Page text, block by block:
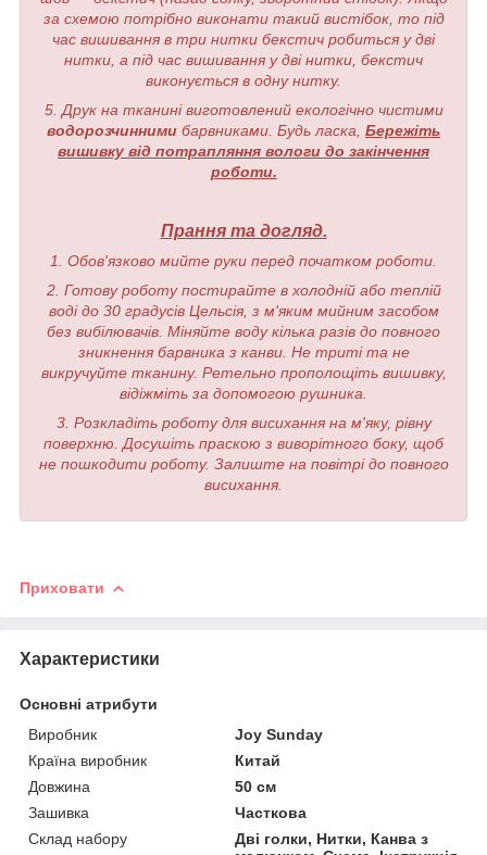
за схемою потрібно виконати такий вистібок, то під
час вишивання в три нитки бекстич робиться у дві
нитки, а під час вишивання у дві нитки, бекстич
виконується в одну нитку.
5. Друк на тканині виготовлений екологічно чистими
водорозчинними барвниками. Будь ласка, Бережіть
вишивку від потрапляння вологи до закінчення
роботи.
Прання та догляд.
1. Обов'язково мийте руки перед початком роботи.
2. Готову роботу постирайте в холодній або теплій
воді до 30 градусів Цельсія, з м'яким мийним засобом
без вибілювачів. Міняйте воду кілька разів до повного
зникнення барвника з канви. Не триті та не
викручуйте тканину. Ретельно прополощіть вишивку,
відіжміть за допомогою рушника.
3. Розкладіть роботу для висихання на м'яку, рівну
поверхню. Досушіть праскою з виворітного боку, щоб
не пошкодити роботу. Залиште на повітрі до повного
висихання.
Приховати
Характеристики
Основні атрибути
Виробник
Joy Sunday
Країна виробник
Китай
Довжина
50 см
Зашивка
Часткова
Склад набору
Дві голки, Нитки, Канва з